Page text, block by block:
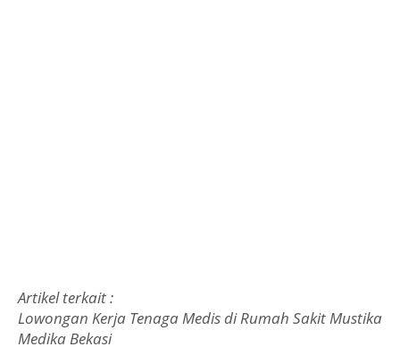
Artikel terkait :
Lowongan Kerja Tenaga Medis di Rumah Sakit Mustika
Medika Bekasi